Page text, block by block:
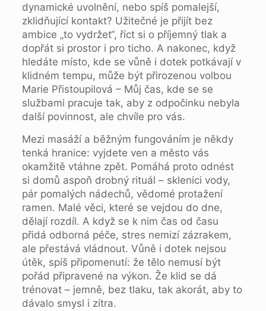
dynamické uvolnění, nebo spíš pomalejší,
zklidňující kontakt? Užitečné je přijít bez
ambice „to vydržet“, říct si o příjemný tlak a
dopřát si prostor i pro ticho. A nakonec, když
hledáte místo, kde se vůně i dotek potkávají v
klidném tempu, může být přirozenou volbou
Marie Přistoupilová – Můj čas, kde se se
službami pracuje tak, aby z odpočinku nebyla
další povinnost, ale chvíle pro vás.
Mezi masáží a běžným fungováním je někdy
tenká hranice: vyjdete ven a město vás
okamžitě vtáhne zpět. Pomáhá proto odnést
si domů aspoň drobný rituál – sklenici vody,
pár pomalých nádechů, vědomé protažení
ramen. Malé věci, které se vejdou do dne,
dělají rozdíl. A když se k nim čas od času
přidá odborná péče, stres nemizí zázrakem,
ale přestává vládnout. Vůně i dotek nejsou
útěk, spíš připomenutí: že tělo nemusí být
pořád připravené na výkon. Že klid se dá
trénovat – jemně, bez tlaku, tak akorát, aby to
dávalo smysl i zítra.